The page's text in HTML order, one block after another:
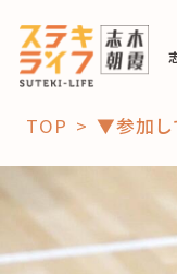
「コト」
子育
TOP ▼参加し